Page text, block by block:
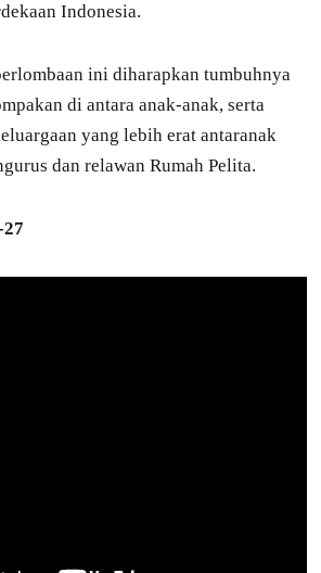
Indonesia.
ini diharapkan tumbuhnya
di antara anak-anak, serta
yang lebih erat antaranak
dan relawan Rumah Pelita.